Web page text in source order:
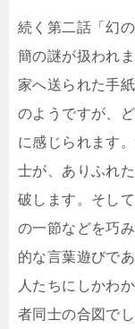
続く第二話「幻
簡の謎が扱われ
家へ送られた手
のようですが、
に感じられます
士が、ありふれ
破します。そし
の一節などを巧
的な言葉遊びで
人たちにしかわ
者同士の合図で